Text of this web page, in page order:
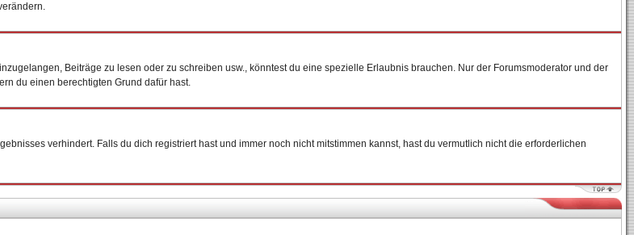
Beiträge zu lesen oder zu schreiben usw., könntest du eine spezielle Erlaubnis brauchen. Nur der Forumsmoderator und der
du einen berechtigten Grund dafür hast.
verhindert. Falls du dich registriert hast und immer noch nicht mitstimmen kannst, hast du vermutlich nicht die erforderlichen